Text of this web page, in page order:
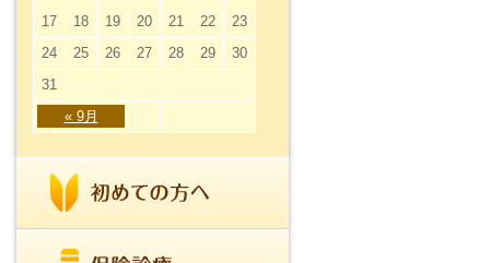
« 9月
17
18 19 20 21 22
23
24
25 26 27 28 29
30
31